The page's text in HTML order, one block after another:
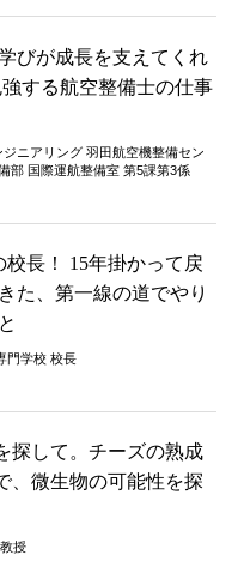
びが成長を支えてくれ
する航空整備士の仕事
ニアリング 羽田航空機整備セン
部 国際運航整備室 第5課第3係
校長！ 15年掛かって戻
た、第一線の道でやり
門学校 校長
探して。チーズの熟成
、微生物の可能性を探
授